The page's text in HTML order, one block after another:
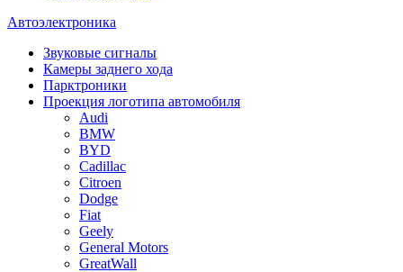
Автоэлектроника
Звуковые сигналы
Камеры заднего хода
Парктроники
Проекция логотипа автомобиля
Audi
BMW
BYD
Cadillac
Citroen
Dodge
Fiat
Geely
General Motors
GreatWall